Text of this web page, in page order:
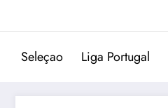
Seleçao Liga Portugal